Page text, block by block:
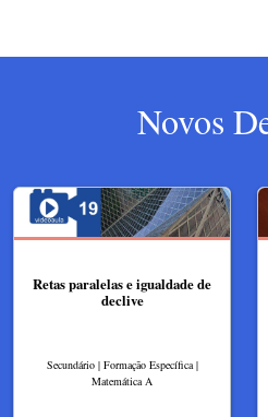
Novos
Retas paralelas e igualdade de
declive
Secundário | Formação Específica |
Matemática A